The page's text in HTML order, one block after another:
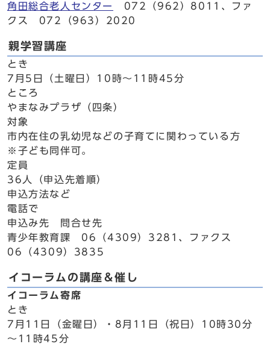
角田総合老人センター
072（962）8011、ファ
クス 072（963）2020
親学習講座
とき
7月5日（土曜日）10時～11時45分
ところ
やまなみプラザ（四条）
対象
市内在住の乳幼児などの子育てに関わっている方
※子ども同伴可。
定員
36人（申込先着順）
申込方法など
電話で
申込み先 問合せ先
青少年教育課 06（4309）3281、ファクス
06（4309）3835
イコーラムの講座＆催し
イコーラム寄席
とき
7月11日（金曜日）・8月11日（祝日）10時30分
～11時45分